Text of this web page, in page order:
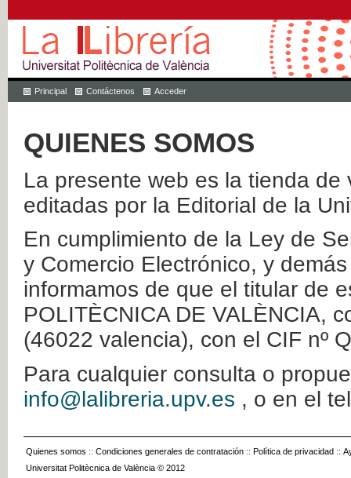
Principal Contáctenos Acceder
QUIENES SOMOS
La presente web es la tienda
editadas por la Editorial de la
En cumplimiento de la Ley de
y Comercio Electrónico, y
informamos de que el titular de
POLITÈCNICA DE VALÈNCIA,
(46022 valencia), con el CIF nº
Para cualquier consulta o
info@lalibreria.upv.es , o en el
Quienes somos :: Condiciones generales de contratación :: Política de privacidad ::
Universitat Politècnica de València © 2012